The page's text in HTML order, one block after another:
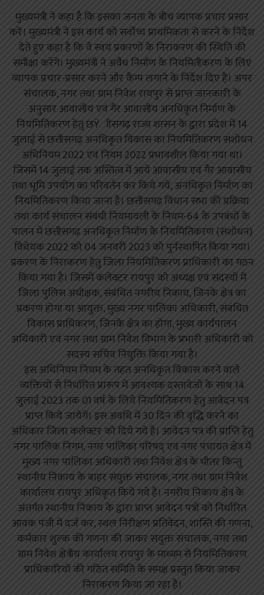
मुख्यमंत्री ने कहा है कि इसका जनता के बीच व्यापक प्रचार प्रसार
करें। मुख्यमंत्री ने इस कार्य को सर्वाेच्च प्राथमिकता से करने के निर्देश
देते हुए कहा है कि वे स्वयं प्रकरणों के निराकरण की स्थिति की
समीक्षा करेंगे। मुख्यमंत्री ने अवैध निर्माण के नियमितीकरण के लिए
व्यापक प्रचार-प्रसार करने और कैंम्प लगाने के निर्देश दिए हैं। अपर
संचालक, नगर तथा ग्राम निवेश रायपुर से प्राप्त जानकारी के
अनुसार आवासीय एवं गैर आवासीय अनधिकृत निर्माण के
नियमितिकरण हेतु छŸाीसगढ़ राज्य शासन के द्वारा प्रदेश में 14
जुलाई से छत्तीसगढ़ अनधिकृत विकास का नियमितिकरण संशोधन
अधिनियम 2022 एवं नियम 2022 प्रभावशील किया गया था।
जिसमें 14 जुलाई तक अस्तित्व में आये आवासीय एवं गैर आवासीय
तथा भूमि उपयोग का परिवर्तन कर किये गये, अनधिकृत निर्माण का
नियमितिकरण किया जाना है। छत्तीसगढ़ विधान सभा की प्रक्रिया
तथा कार्य संचालन संबंधी नियमावली के नियम-64 के उपबंधों के
पालन में छत्तीसगढ़ अनधिकृत निर्माण के नियमितिकरण (संशोधन)
विधेयक 2022 को 04 जनवरी 2023 को पुर्नस्थापित किया गया।
प्रकरण के निराकरण हेतु जिला नियमितिकरण प्राधिकारी का गठन
किया गया है। जिसमें कलेक्टर रायपुर को अध्यक्ष एवं सदस्यों में
जिला पुलिस अधीक्षक, संबंधित नगरीय निकाय, जिनके क्षेत्र का
प्रकरण होगा या आयुक्त, मुख्य नगर पालिका अधिकारी, संबंधित
विकास प्राधिकरण, जिनके क्षेत्र का होगा, मुख्य कार्यपालन
अधिकारी एवं नगर तथा ग्राम निवेश विभाग के प्रभारी अधिकारी को
सदस्य सचिव नियुक्ति किया गया है।
इस अधिनियम नियम के तहत अनधिकृत विकास करने वाले
व्यक्तियों से निर्धारित प्रारूप में आवश्यक दस्तावेजों के साथ 14
जुलाई 2023 तक 01 वर्ष के लिये नियमितिकरण हेतु आवेदन पत्र
प्राप्त किये जायेगें। इस अवधि में 30 दिन की वृद्धि करने का
अधिकार जिला कलेक्टर को दिये गये है। आवेदन पत्र की प्राप्ति हेतु
नगर पालिक निगम, नगर पालिका परिषद् एवं नगर पंचायत क्षेत्र में
मुख्य नगर पालिका अधिकारी तथा निवेश क्षेत्र के भीतर किन्तु
स्थानीय निकाय के बाहर संयुक्त संचालक, नगर तथा ग्राम निवेश
कार्यालय रायपुर अधिकृत किये गये है। नगरीय निकाय क्षेत्र के
अंतर्गत स्थानीय निकाय के द्वारा प्राप्त आवेदन पत्रों को निर्धारित
आवक पंजी में दर्ज कर, स्थल निरीक्षण प्रतिवेदन, शास्ति की गणना,
कर्मकार शुल्क की गणना की जाकर संयुक्त संचालक, नगर तथा
ग्राम निवेश क्षेत्रीय कार्यालय रायपुर के माध्यम से नियमितिकरण
प्राधिकारियों की गठित समिति के समक्ष प्रस्तुत किया जाकर
निराकरण किया जा रहा है।